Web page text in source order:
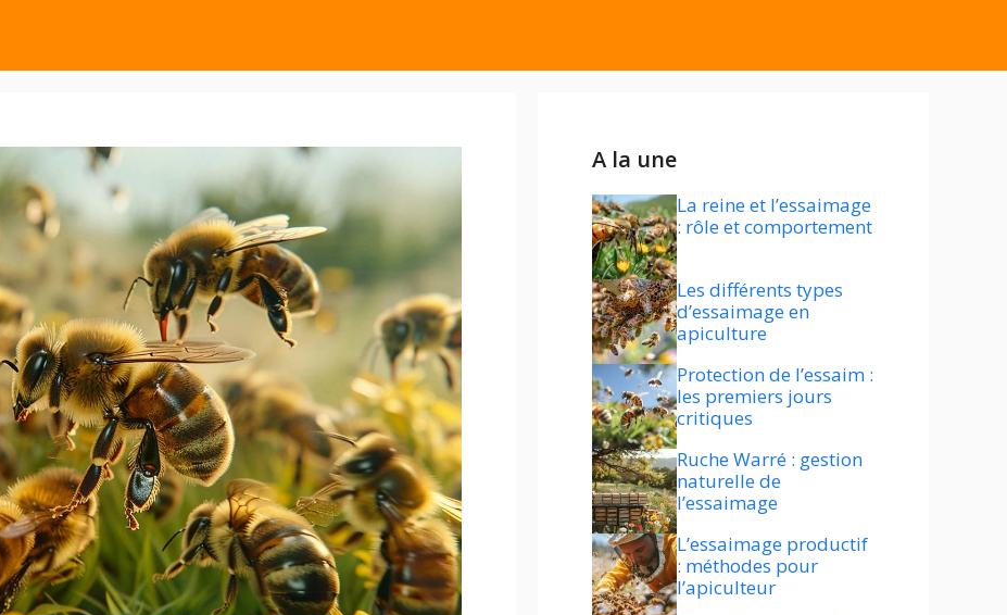
A la une
La reine et l’essaimage
: rôle et comportement
Les différents types
d’essaimage en
apiculture
Protection de l’essaim :
les premiers jours
critiques
Ruche Warré : gestion
naturelle de
l’essaimage
L’essaimage productif
: méthodes pour
l’apiculteur